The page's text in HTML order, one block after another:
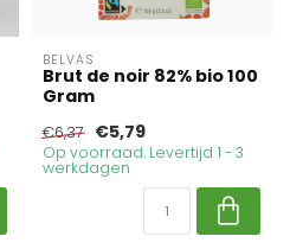
BELVAS
Brut de noir 82% bio 100
Gram
€6,37 €5,79
Op voorraad. Levertijd 1 - 3
werkdagen